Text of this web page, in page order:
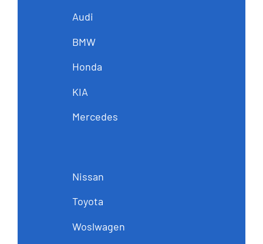
Audi
BMW
Honda
KIA
Mercedes
Nissan
Toyota
Woslwagen